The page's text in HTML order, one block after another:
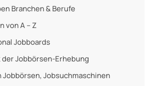
Branchen & Berufe
von A – Z
Jobboards
Jobbörsen-Erhebung
Jobbörsen, Jobsuchmaschinen